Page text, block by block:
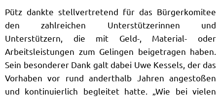
Pütz dankte stellvertretend für das Bürgerkomitee
den zahlreichen Unterstützerinnen und
Unterstützern, die mit Geld-, Material- oder
Arbeitsleistungen zum Gelingen beigetragen haben.
Sein besonderer Dank galt dabei Uwe Kessels, der das
Vorhaben vor rund anderthalb Jahren angestoßen
und kontinuierlich begleitet hatte. „Wie bei vielen